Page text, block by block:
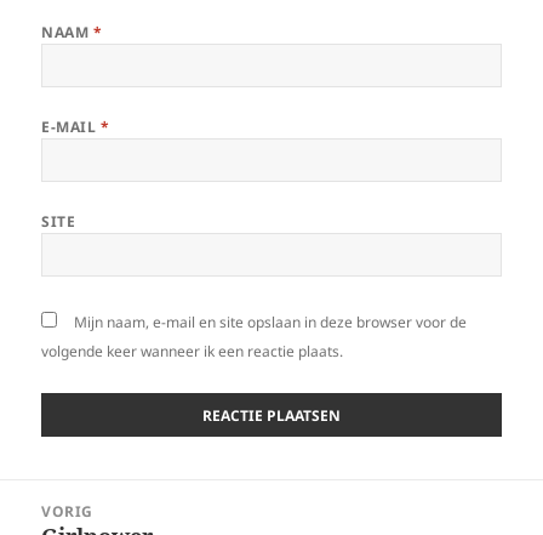
NAAM *
E-MAIL *
SITE
Mijn naam, e-mail en site opslaan in deze browser voor de
volgende keer wanneer ik een reactie plaats.
navigatie
VORIG